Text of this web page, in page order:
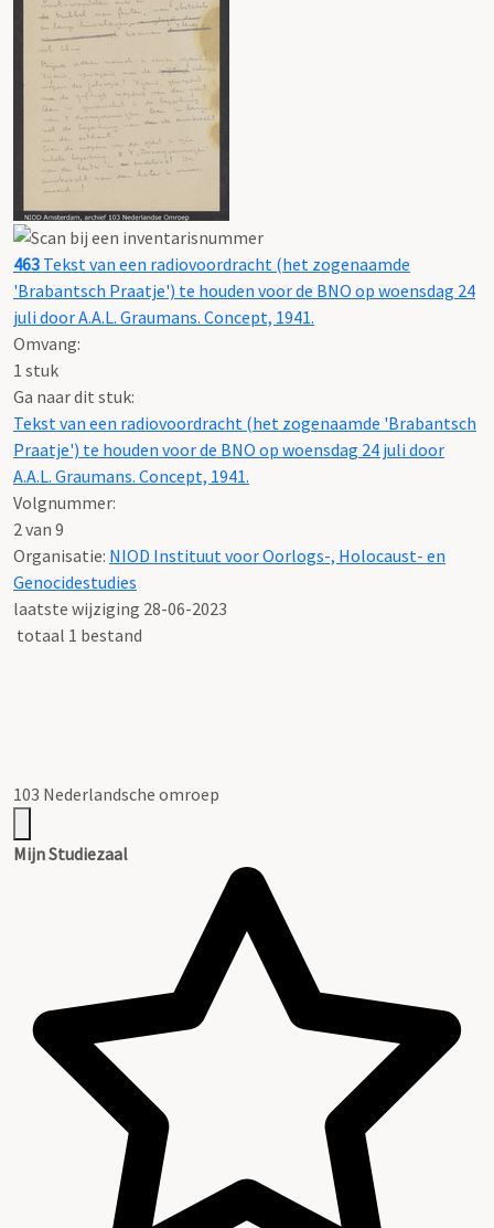
463 Tekst van een radiovoordracht (het zogenaamde
'Brabantsch Praatje') te houden voor de BNO op woensdag 24
juli door A.A.L. Graumans. Concept, 1941.
Omvang:
1 stuk
Ga naar dit stuk:
Tekst van een radiovoordracht (het zogenaamde 'Brabantsch
Praatje') te houden voor de BNO op woensdag 24 juli door
A.A.L. Graumans. Concept, 1941.
Volgnummer:
2 van 9
Organisatie: NIOD Instituut voor Oorlogs-, Holocaust- en
Genocidestudies
laatste wijziging 28-06-2023
totaal 1 bestand
103 Nederlandsche omroep
Mijn Studiezaal